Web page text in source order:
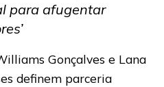
para afugentar
Gonçalves e Lana
definem parceria